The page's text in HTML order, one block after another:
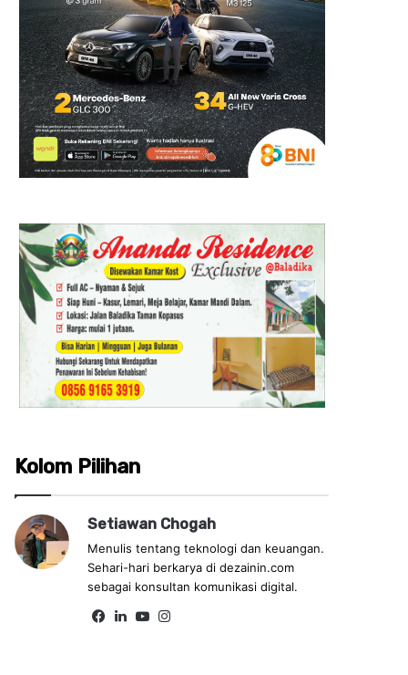
Kolom Pilihan
Setiawan Chogah
Menulis tentang teknologi dan keuangan.
Sehari-hari berkarya di dezainin.com
sebagai konsultan komunikasi digital.
Fa Lin Yo